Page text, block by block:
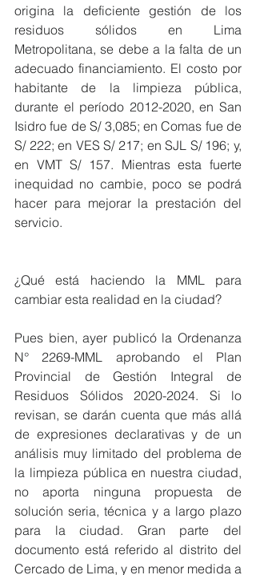
origina la deficiente gestión de los
residuos sólidos en Lima
Metropolitana, se debe a la falta de un
adecuado financiamiento. El costo por
habitante de la limpieza pública,
durante el período 2012-2020, en San
Isidro fue de S/ 3,085; en Comas fue de
S/ 222; en VES S/ 217; en SJL S/ 196; y,
en VMT S/ 157. Mientras esta fuerte
inequidad no cambie, poco se podrá
hacer para mejorar la prestación del
servicio.
¿Qué está haciendo la MML para
cambiar esta realidad en la ciudad?
Pues bien, ayer publicó la Ordenanza
N° 2269-MML aprobando el Plan
Provincial de Gestión Integral de
Residuos Sólidos 2020-2024. Si lo
revisan, se darán cuenta que más allá
de expresiones declarativas y de un
análisis muy limitado del problema de
la limpieza pública en nuestra ciudad,
no aporta ninguna propuesta de
solución seria, técnica y a largo plazo
para la ciudad. Gran parte del
documento está referido al distrito del
Cercado de Lima, y en menor medida a